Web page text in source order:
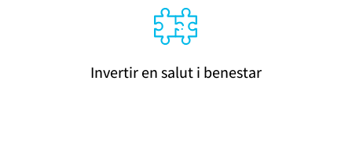
Invertir en salut i benestar